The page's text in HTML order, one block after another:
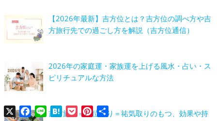
【2026年最新】吉方位とは？吉方位の調べ方や吉
方旅行先での過ごし方を解説（吉方位通信）
2026年の家庭運・家族運を上げる風水・占い・ス
ピリチュアルな方法
吉方旅行＝方位取り＝祐気取りのもつ、効果や持
X Facebook
Line HatenaPocketPinterest
共
有